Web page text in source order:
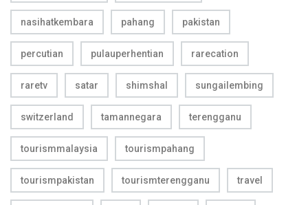
nasihatkembara pahang pakistan
percutian pulauperhentian rarecation
raretv satar shimshal sungailembing
switzerland tamannegara terengganu
tourismmalaysia tourismpahang
tourismpakistan tourismterengganu travel